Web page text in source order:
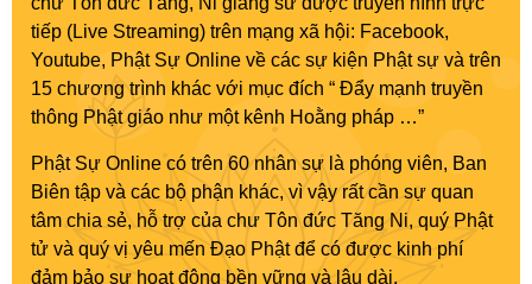
tiếp (Live Streaming) trên mạng xã hội: Facebook,
Youtube, Phật Sự Online về các sự kiện Phật sự và trên
15 chương trình khác với mục đích “ Đẩy mạnh truyền
thông Phật giáo như một kênh Hoằng pháp …”
Phật Sự Online có trên 60 nhân sự là phóng viên, Ban
Biên tập và các bộ phận khác, vì vậy rất cần sự quan
tâm chia sẻ, hỗ trợ của chư Tôn đức Tăng Ni, quý Phật
tử và quý vị yêu mến Đạo Phật để có được kinh phí
đảm bảo sự hoạt động bền vững và lâu dài.